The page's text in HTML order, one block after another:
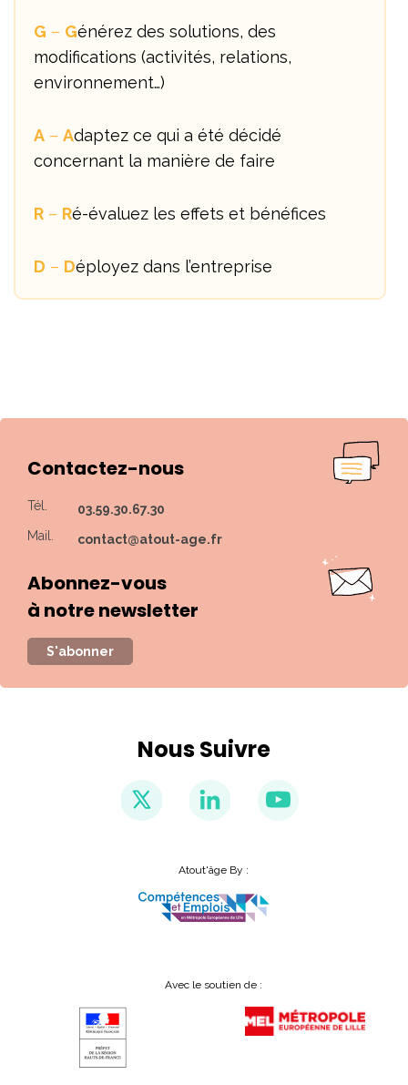
G – Générez des solutions, des
modifications (activités, relations,
environnement…)
A – Adaptez ce qui a été décidé
concernant la manière de faire
R – Ré-évaluez les effets et bénéfices
D – Déployez dans l’entreprise
Contactez-nous
Tél.
03.59.30.67.30
Mail.
contact@atout-age.fr
Abonnez-vous
à notre newsletter
S'abonner
Nous Suivre
Atout'âge By :
Avec le soutien de :